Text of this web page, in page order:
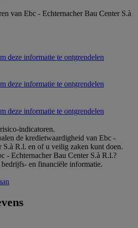
van Ebc - Echternacher Bau Center S.à
indicatoren.
de kredietwaardigheid van Ebc -
S.à R.l. en of u veilig zaken kunt doen.
- Echternacher Bau Center S.à R.l.?
en financiële informatie.